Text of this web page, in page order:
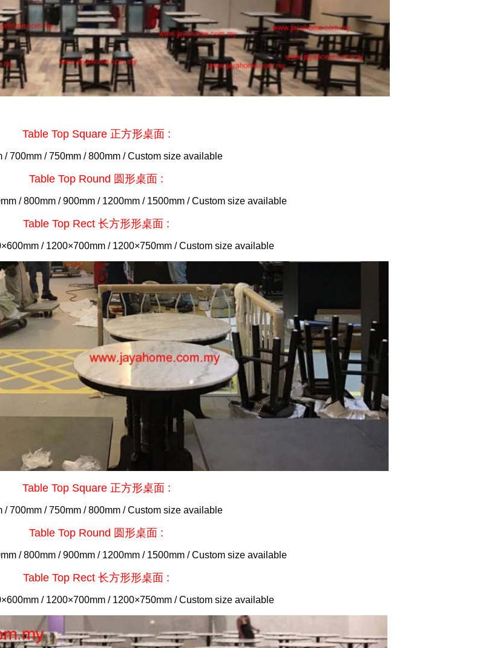
Table Top Square 正方形桌面 :
/ 700mm / 750mm / 800mm / Custom size available
Table Top Round 圆形桌面 :
/ 800mm / 900mm / 1200mm / 1500mm / Custom size available
Table Top Rect 长方形形桌面 :
/ 1200×700mm / 1200×750mm / Custom size available
Table Top Square 正方形桌面 :
/ 700mm / 750mm / 800mm / Custom size available
Table Top Round 圆形桌面 :
/ 800mm / 900mm / 1200mm / 1500mm / Custom size available
Table Top Rect 长方形形桌面 :
/ 1200×700mm / 1200×750mm / Custom size available